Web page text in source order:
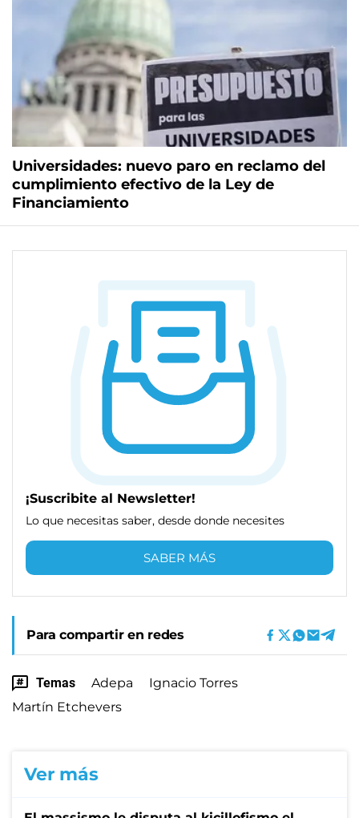
Universidades: nuevo paro en reclamo del
cumplimiento efectivo de la Ley de
Financiamiento
¡Suscribite al Newsletter!
Lo que necesitas saber, desde donde necesites
SABER MÁS
Para compartir en redes
Temas Adepa
Ignacio Torres
Martín Etchevers
Ver más